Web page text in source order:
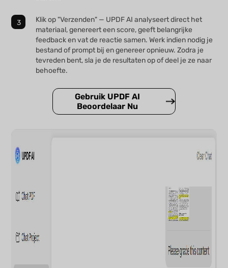
Klik op "Verzenden" — UPDF AI analyseert direct het
materiaal, genereert een score, geeft belangrijke
feedback en vat de reactie samen. Werk indien nodig je
bestand of prompt bij en genereer opnieuw. Zodra je
tevreden bent, sla je de resultaten op of deel je ze naar
behoefte.
Gebruik UPDF AI
Beoordelaar Nu